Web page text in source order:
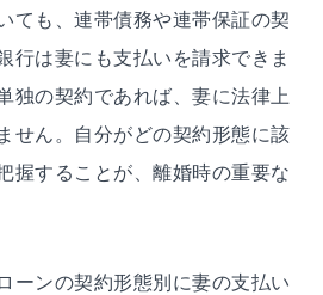
ても、連帯債務や連帯保証の契
行は妻にも支払いを請求できま
独の契約であれば、妻に法律上
せん。自分がどの契約形態に該
握することが、離婚時の重要な
ーンの契約形態別に妻の支払い